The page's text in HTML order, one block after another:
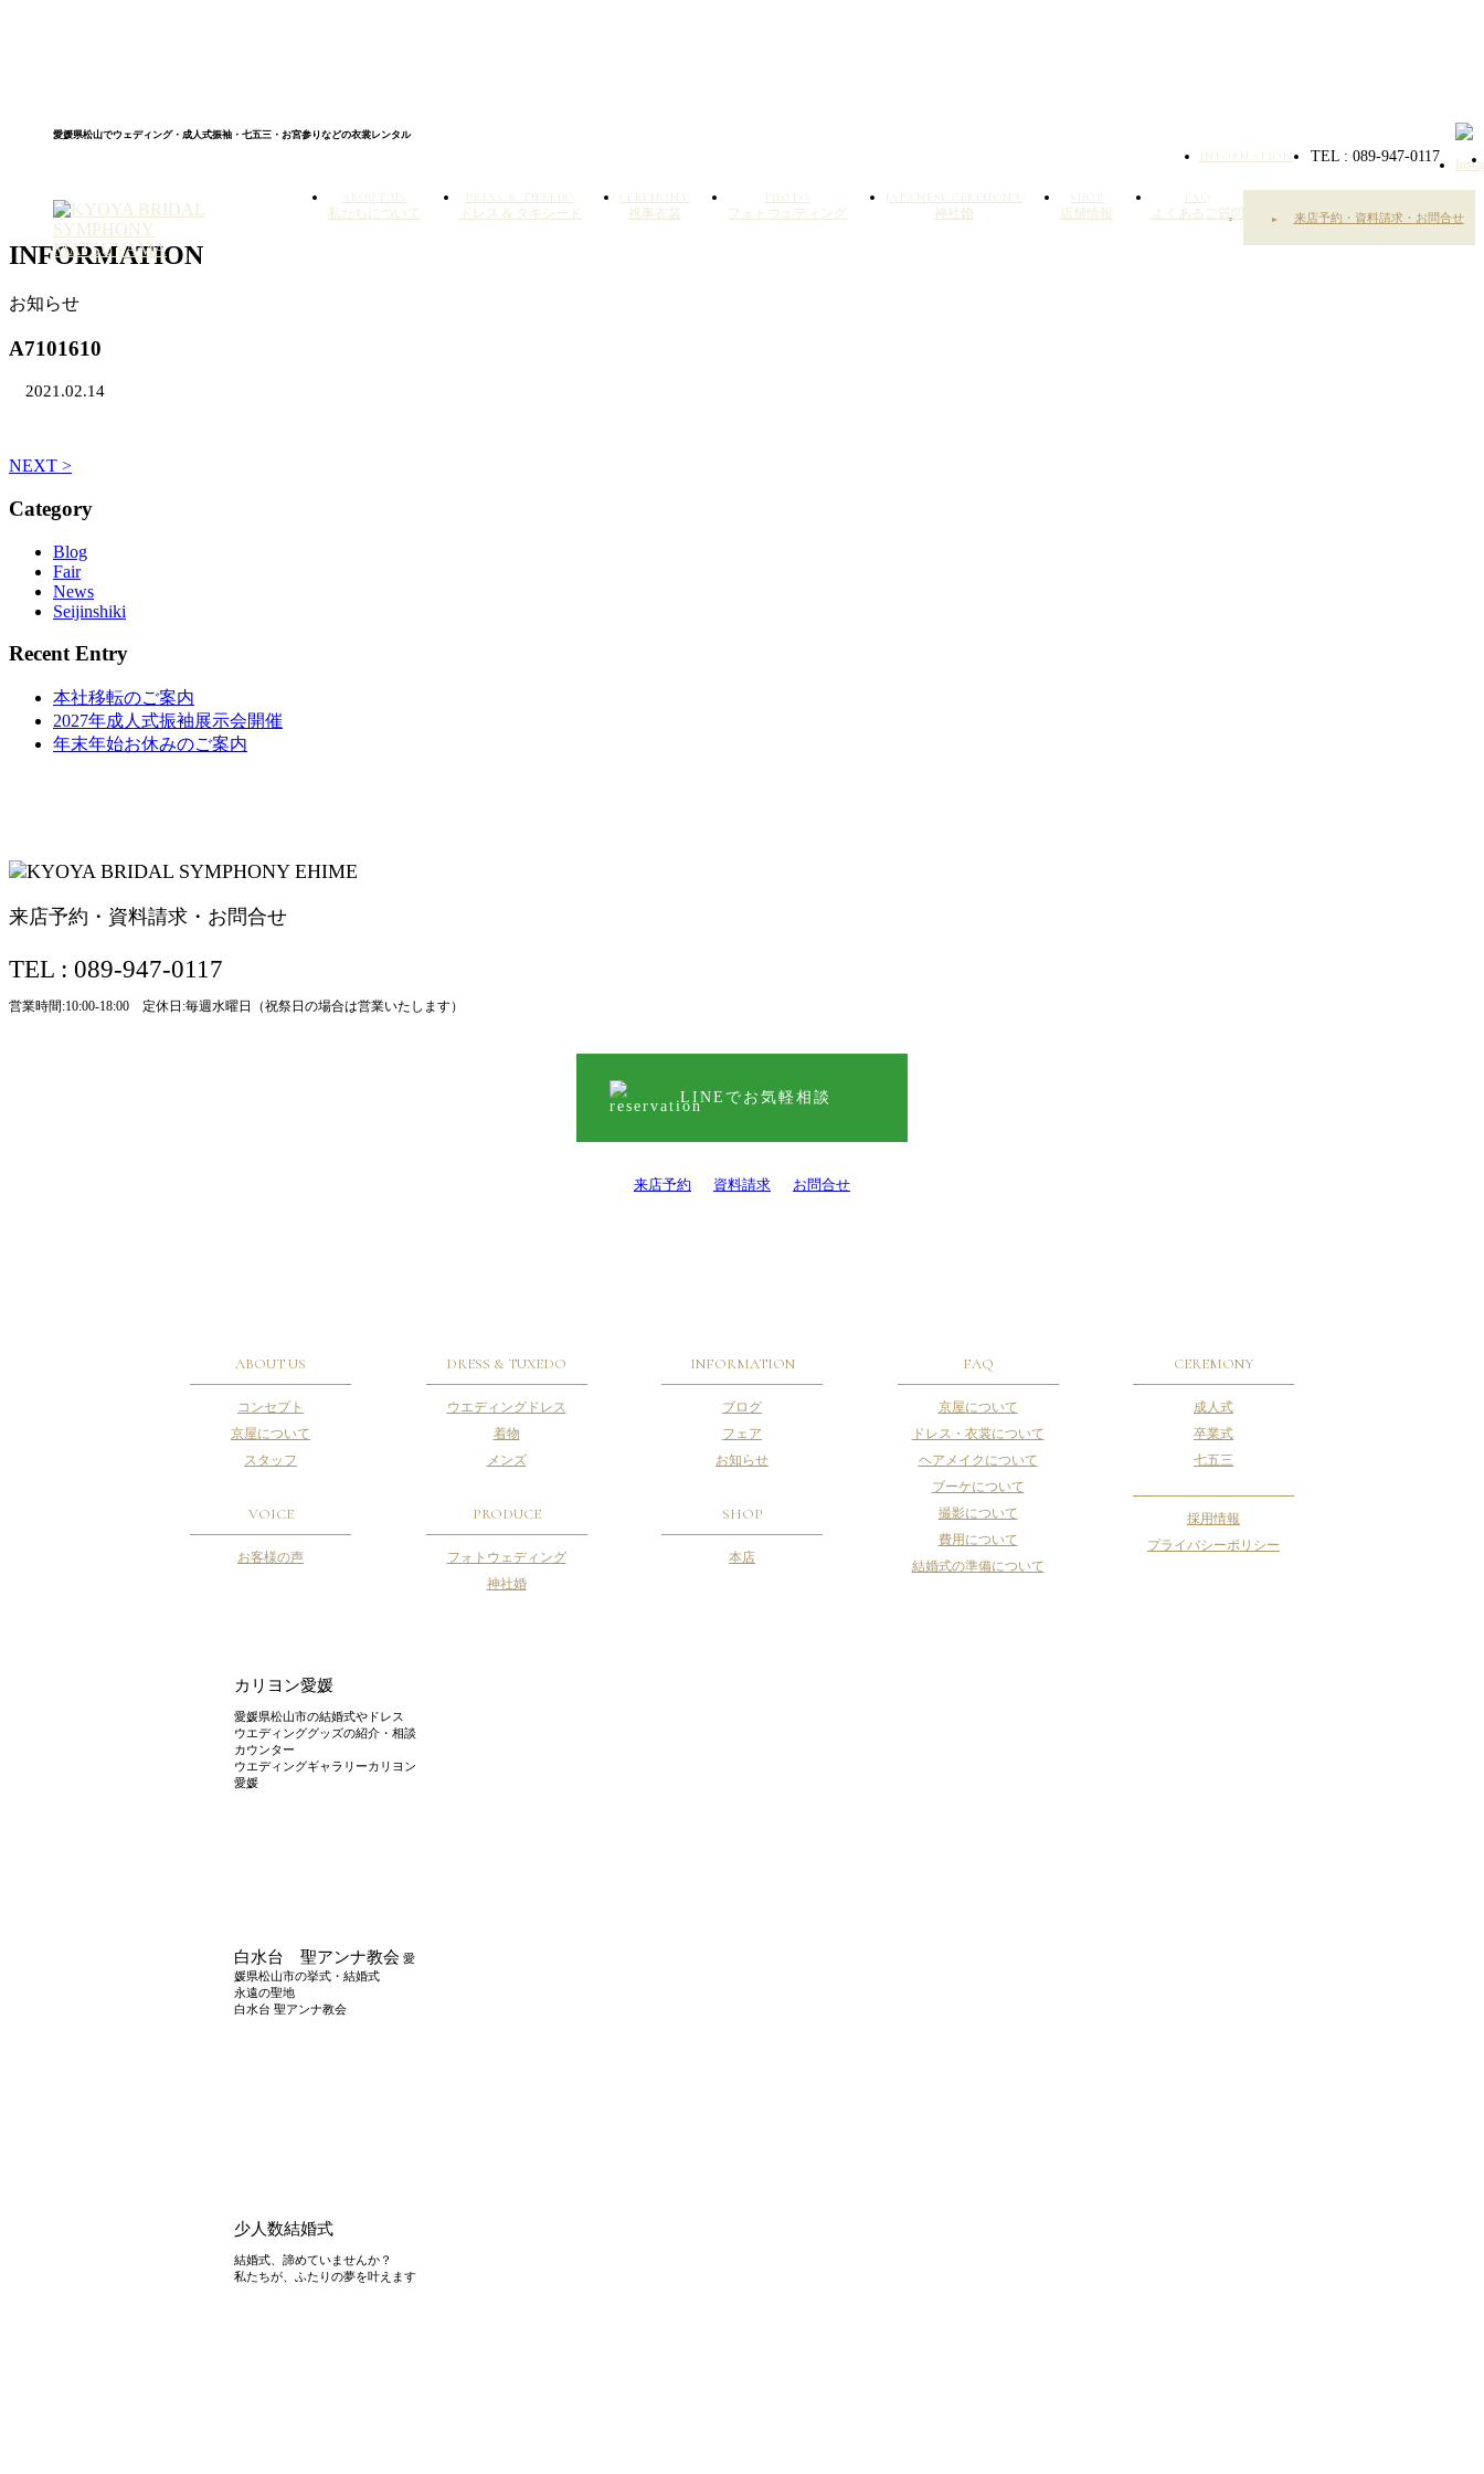
愛媛県松山でウェディング・成人式振袖・七五三・お宮参りなどの衣裳レンタル
INFORMATION TEL : 089-947-0117
来店予約・資料請求・お問合せ
ABOUT US
私たちについて
DRESS & TUXEDO
ドレス & タキシード
CEREMONY
祝事衣裳
PHOTO
フォトウェディング
JAPANESE CEREMONY
神社婚
SHOP
店舗情報
FAQ
よくあるご質問
INFORMATION
お知らせ
A7101610
2021.02.14
NEXT >
Category
Blog
Fair
News
Seijinshiki
Recent Entry
本社移転のご案内
2027年成人式振袖展示会開催
年末年始お休みのご案内
来店予約・資料請求・お問合せ
TEL : 089-947-0117
営業時間:10:00-18:00 定休日:毎週水曜日（祝祭日の場合は営業いたします）
LINEでお気軽相談
来店予約 資料請求 お問合せ
ABOUT US
コンセプト
京屋について
スタッフ
VOICE
お客様の声
DRESS & TUXEDO
ウエディングドレス
着物
メンズ
PRODUCE
フォトウェディング
神社婚
INFORMATION
ブログ
フェア
お知らせ
SHOP
本店
FAQ
京屋について
ドレス・衣裳について
ヘアメイクについて
ブーケについて
撮影について
費用について
結婚式の準備について
CEREMONY
成人式
卒業式
七五三
採用情報
プライバシーポリシー
カリヨン愛媛
愛媛県松山市の結婚式やドレス
ウエディンググッズの紹介・相談
カウンター
ウエディングギャラリーカリヨン
愛媛
白水台 聖アンナ教会 愛
媛県松山市の挙式・結婚式
永遠の聖地
白水台 聖アンナ教会
少人数結婚式
結婚式、諦めていませんか？
私たちが、ふたりの夢を叶えます